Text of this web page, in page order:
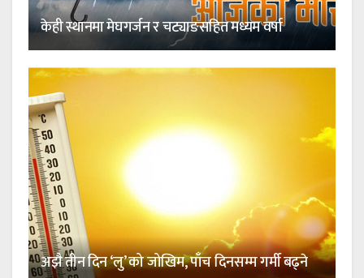
केही स्थानमा मेघगर्जन र चट्याङसहित मध्यम वर्षा
अझै तीन दिन ‘लु’ को जोखिम, पाँच दिनसम्म गर्मी बढ्ने